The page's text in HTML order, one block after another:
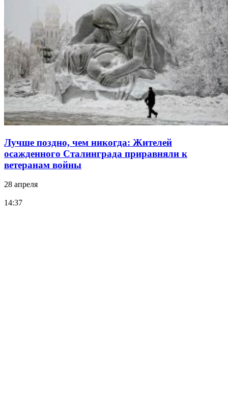
Лучше поздно, чем никогда: Жителей
осажденного Сталинграда приравняли к
ветеранам войны
28 апреля
14:37